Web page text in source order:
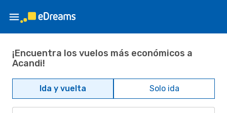
¡Encuentra los vuelos más económicos a
Acandi!
Ida y vuelta Solo ida